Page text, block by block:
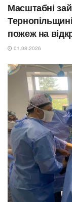
Масштабні
пожеж на
01.08.2026